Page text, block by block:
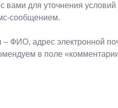
для уточнения условий
сообщением.
ФИО, адрес электронной
в поле